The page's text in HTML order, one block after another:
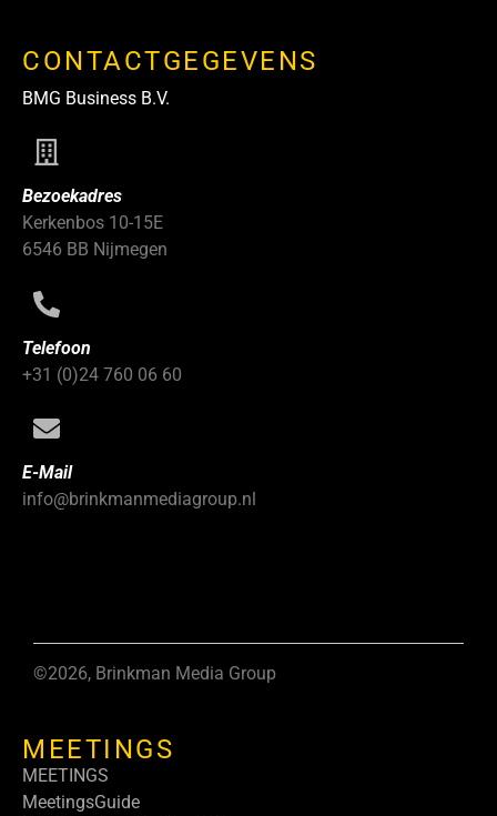
CONTACTGEGEVENS
BMG Business B.V.
Bezoekadres
Kerkenbos 10-15E
6546 BB Nijmegen
Telefoon
+31 (0)24 760 06 60
E-Mail
info@brinkmanmediagroup.nl
©2026, Brinkman Media Group
MEETINGS
MEETINGS
MeetingsGuide